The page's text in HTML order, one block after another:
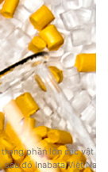
phần lớn các vật
đó Inabata Việt Nam